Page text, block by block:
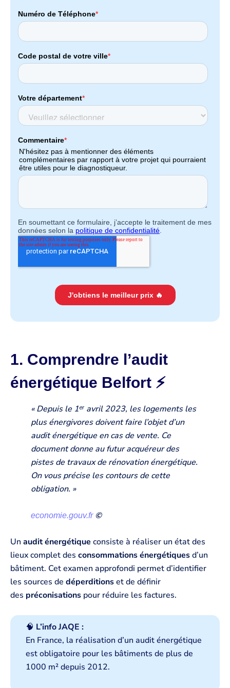
1. Comprendre l’audit
énergétique Belfort ⚡️
« Depuis le 1ᵉʳ avril 2023, les logements les
plus énergivores doivent faire l’objet d’un
audit énergétique en cas de vente. Ce
document donne au futur acquéreur des
pistes de travaux de rénovation énergétique.
On vous précise les contours de cette
obligation. »
economie.gouv.fr©
Un audit énergétique consiste à réaliser un état des
lieux complet des consommations énergétiquesd’un
bâtiment. Cet examen approfondi permet d’identifier
les sources de déperditionset de définir
des préconisations pour réduire les factures.
🧠 L’info JAQE :
En France, la réalisation d’un audit énergétique
est obligatoire pour les bâtiments de plus de
1000 m² depuis 2012.